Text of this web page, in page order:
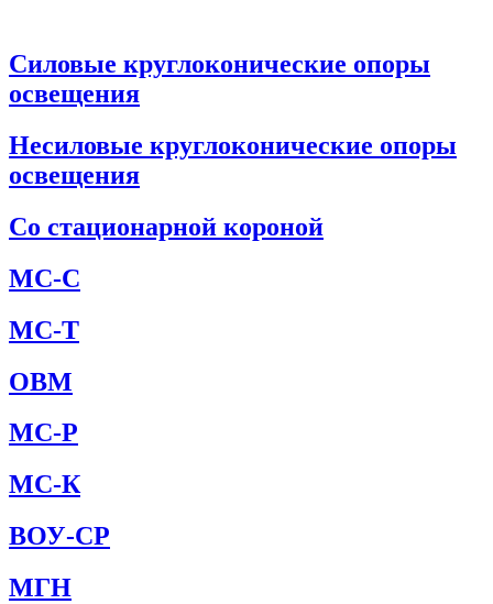
Силовые круглоконические опоры
освещения
Несиловые круглоконические опоры
освещения
Со стационарной короной
МС-С
МС-Т
ОВМ
МС-Р
МС-К
ВОУ-СР
МГН